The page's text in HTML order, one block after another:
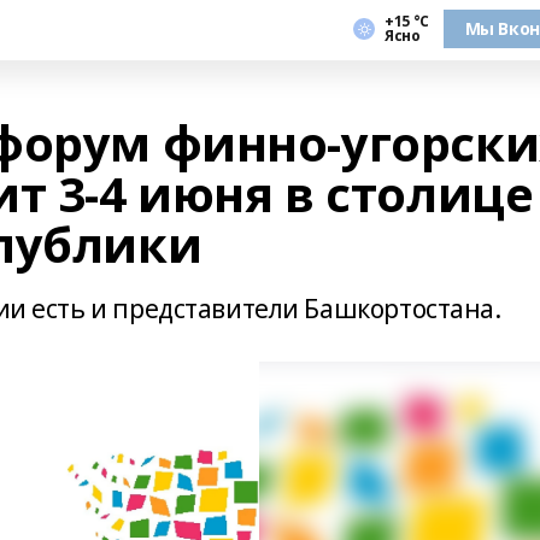
+15 °С
Ясно Мы
финно-
3-4 июня в столице
есть и представители Башкортостана.